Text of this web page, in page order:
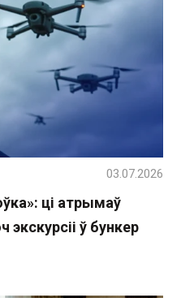
ці атрымаў
ў бункер
03.07.2026